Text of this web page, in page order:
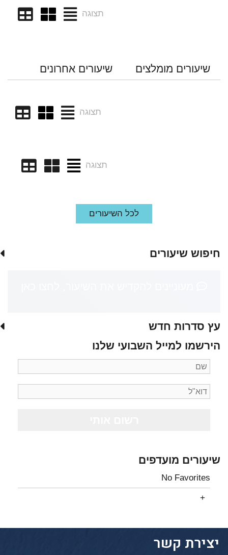
תצוגה
שיעורים מומלצים שיעורים אחרונים
תצוגה
תצוגה
לכל השיעורים
חיפוש שיעורים
עץ סדרות חדש
הירשמו למייל השבועי שלנו
שיעורים מועדפים
No Favorites
יצירת קשר